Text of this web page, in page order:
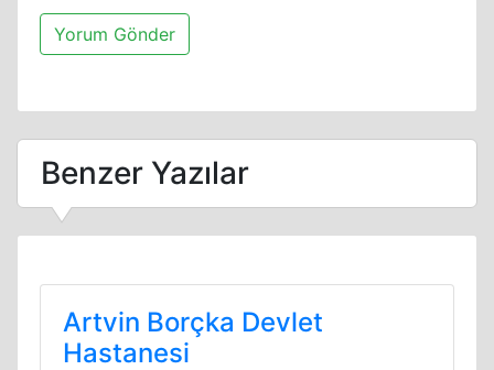
Benzer Yazılar
Artvin Borçka Devlet
Hastanesi